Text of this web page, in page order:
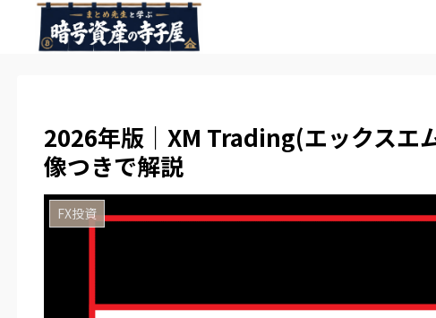
2026年版｜XM Trading(エックスエ
像つきで解説
FX投資